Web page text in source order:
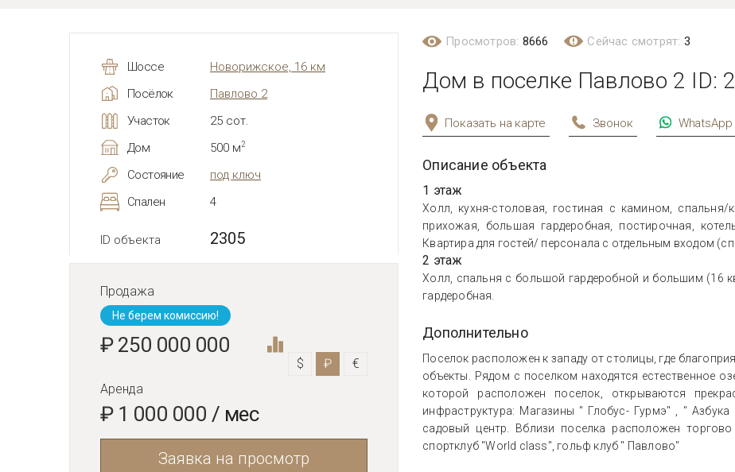
Шоссе
Новорижское, 16 км
Посёлок
Павлово 2
Участок
25 сот.
Дом
500 м2
Состояние
под ключ
Спален
4
ID объекта 2305
Продажа
Не берем комиссию!
₽ 250 000 000
Аренда
₽ 1 000 000 / мес
$ ₽ €
Заявка на просмотр
Просмотров: 8666 Сейчас смотрят: 3
Дом в поселке Павлово 2 ID:
Показать на карте Звонок WhatsApp
Описание объекта
1 этаж
Холл, кухня-столовая, гостиная с камином, спальня/
прихожая, большая гардеробная, постирочная,
Квартира для гостей/ персонала с отдельным входом
2 этаж
Холл, спальня с большой гардеробной и большим (16
гардеробная.
Дополнительно
Поселок расположен к западу от столицы, где
объекты. Рядом с поселком находятся естественное
которой расположен поселок, открываются
инфраструктура: Магазины " Глобус- Гурмэ" , "
садовый центр. Вблизи поселка расположен
спортклуб "World class", гольф клуб " Павлово"